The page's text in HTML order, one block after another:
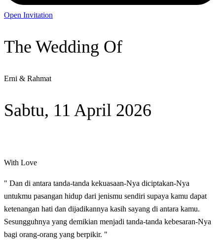
Open Invitation
The Wedding Of
Erni & Rahmat
Sabtu, 11 April 2026
With Love
" Dan di antara tanda-tanda kekuasaan-Nya diciptakan-Nya
untukmu pasangan hidup dari jenismu sendiri supaya kamu dapat
ketenangan hati dan dijadikannya kasih sayang di antara kamu.
Sesungguhnya yang demikian menjadi tanda-tanda kebesaran-Nya
bagi orang-orang yang berpikir. "